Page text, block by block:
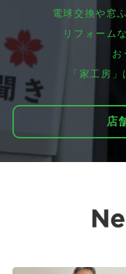
電球交換や窓
リフォーム
お
「家工房
店